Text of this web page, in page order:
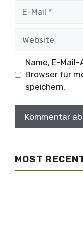
Mail
Name, E-
Browser für
speichern.
MOST